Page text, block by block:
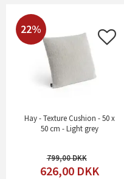
22%
Hay - Texture Cushion - 50 x
50 cm - Light grey
799,00
626,00 DKK